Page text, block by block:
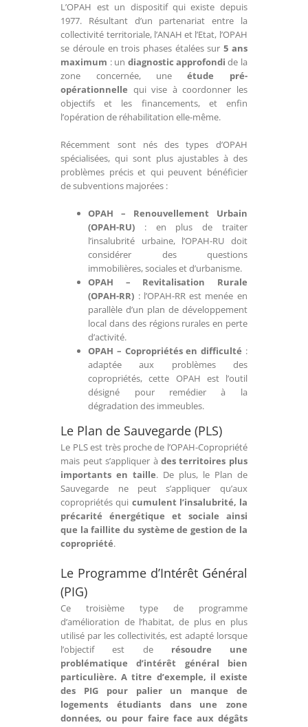
L’OPAH est un dispositif qui existe depuis
1977. Résultant d’un partenariat entre la
collectivité territoriale, l’ANAH et l’Etat, l’OPAH
se déroule en trois phases étalées sur5 ans
maximum : un diagnostic approfondide la
zone concernée, uneétude pré-
opérationnelle qui vise à coordonner les
objectifs et les financements, et enfin
l’opération de réhabilitation elle-même.
Récemment sont nés des types d’OPAH
spécialisées, qui sont plus ajustables à des
problèmes précis et qui peuvent bénéficier
de subventions majorées :
OPAH – Renouvellement Urbain
(OPAH-RU) : en plus de traiter
l’insalubrité urbaine, l’OPAH-RU doit
considérer des questions
immobilières, sociales et d’urbanisme.
OPAH – Revitalisation Rurale
(OPAH-RR) : l’OPAH-RR est menée en
parallèle d’un plan de développement
local dans des régions rurales en perte
d’activité.
OPAH – Copropriétés en difficulté :
adaptée aux problèmes des
copropriétés, cette OPAH est l’outil
désigné pour remédier à la
dégradation des immeubles.
Le Plan de Sauvegarde (PLS)
Le PLS est très proche de l’OPAH-Copropriété
mais peut s’appliquer à des territoires plus
importants en taille. De plus, le Plan de
Sauvegarde ne peut s’appliquer qu’aux
copropriétés qui cumulent l’insalubrité, la
précarité énergétique et sociale ainsi
que la faillite du système de gestion de la
copropriété.
Le Programme d’Intérêt Général
(PIG)
Ce troisième type de programme
d’amélioration de l’habitat, de plus en plus
utilisé par les collectivités, est adapté lorsque
l’objectif est de résoudre une
problématique d’intérêt général bien
particulière. A titre d’exemple, il existe
des PIG pour palier un manque de
logements étudiants dans une zone
données, ou pour faire face aux dégâts